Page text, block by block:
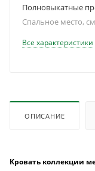
Полновыкатные
Спальное место, см
Все характеристики
ОПИСАНИЕ
Кровать коллекции